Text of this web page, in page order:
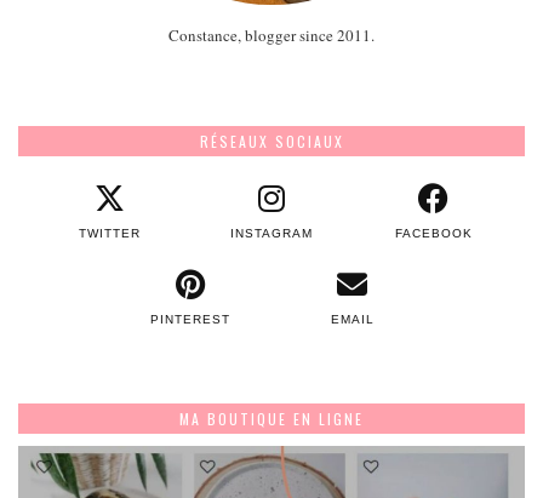
Constance, blogger since 2011.
RÉSEAUX SOCIAUX
TWITTER INSTAGRAM FACEBOOK
PINTEREST EMAIL
MA BOUTIQUE EN LIGNE